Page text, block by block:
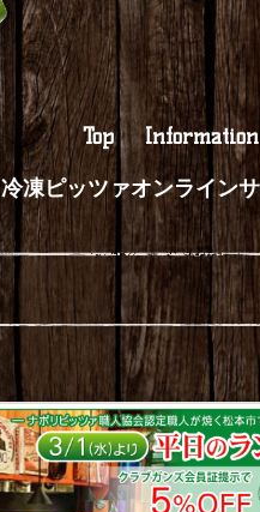
Top Information
冷凍ピッツァオンライン